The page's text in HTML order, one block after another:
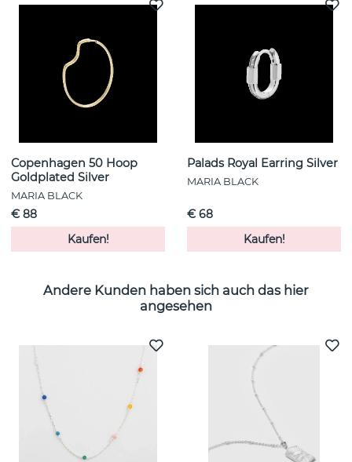
Copenhagen 50 Hoop
Goldplated Silver
MARIA BLACK
€ 88
Kaufen!
Palads Royal Earring Silver
MARIA BLACK
€ 68
Kaufen!
Andere Kunden haben sich auch das hier
angesehen